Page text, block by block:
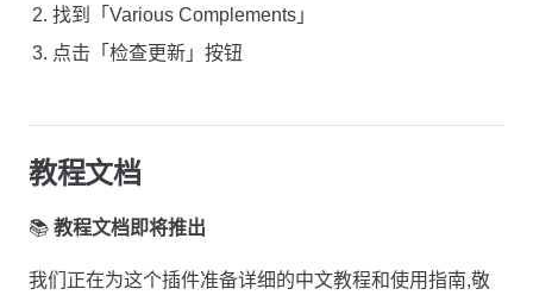
找到「Various Complements」
点击「检查更新」按钮
教程文档
📚 教程文档即将推出
我们正在为这个插件准备详细的中文教程和使用指南,敬